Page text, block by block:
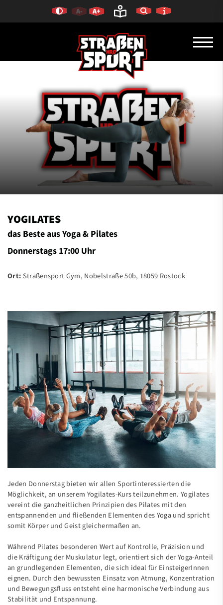
A- A+
YOGILATES
das Beste aus Yoga & Pilates
Donnerstags 17:00 Uhr
Ort:Straßensport Gym, Nobelstraße 50b, 18059 Rostock
Jeden Donnerstag bieten wir allen Sportinteressierten die
Möglichkeit, an unserem Yogilates-Kurs teilzunehmen. Yogilates
vereint die ganzheitlichen Prinzipien des Pilates mit den
entspannenden und fließenden Elementen des Yoga und spricht
somit Körper und Geist gleichermaßen an.
Während Pilates besonderen Wert auf Kontrolle, Präzision und
die Kräftigung der Muskulatur legt, orientiert sich der Yoga-Anteil
an grundlegenden Elementen, die sich ideal für EinsteigerInnen
eignen. Durch den bewussten Einsatz von Atmung, Konzentration
und Bewegungsfluss entsteht eine harmonische Verbindung aus
Stabilität und Entspannung.